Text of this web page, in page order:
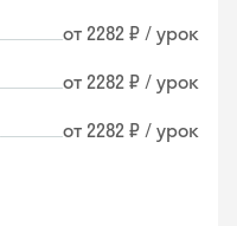
от 2282 ₽ / урок
от 2282 ₽ / урок
от 2282 ₽ / урок